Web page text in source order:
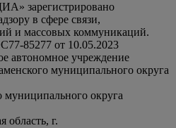
зарегистрировано
в сфере связи,
и массовых коммуникаций.
85277 от 10.05.2023
автономное учреждение
муниципального округа
округа
область, г.